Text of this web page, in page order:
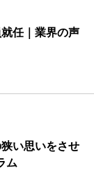
任｜業界の声
い思いをさせ
ム